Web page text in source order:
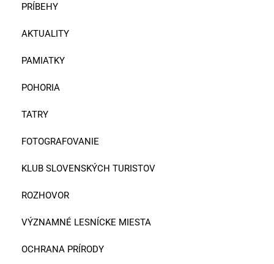
PRÍBEHY
AKTUALITY
PAMIATKY
POHORIA
TATRY
FOTOGRAFOVANIE
KLUB SLOVENSKÝCH TURISTOV
ROZHOVOR
VÝZNAMNÉ LESNÍCKE MIESTA
OCHRANA PRÍRODY